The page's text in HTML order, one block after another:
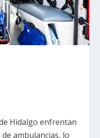
Hidalgo enfrentan
ambulancias, lo